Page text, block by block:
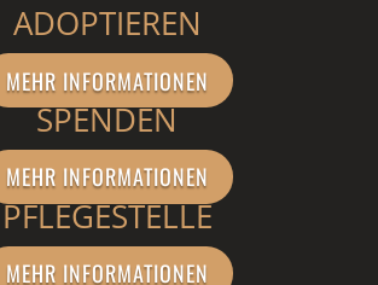
ADOPTIEREN
MEHR INFORMATIONEN
SPENDEN
MEHR INFORMATIONEN
PFLEGESTELLE
MEHR INFORMATIONEN